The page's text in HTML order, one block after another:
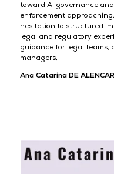
toward AI governance
enforcement
hesitation to structured
legal and regulatory
guidance for legal teams,
managers.
Ana Catarina DE